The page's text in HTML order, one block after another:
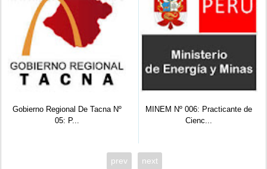
Gobierno Regional De Tacna Nº
05: P...
MINEM Nº 006: Practicante de
Cienc...
prev next